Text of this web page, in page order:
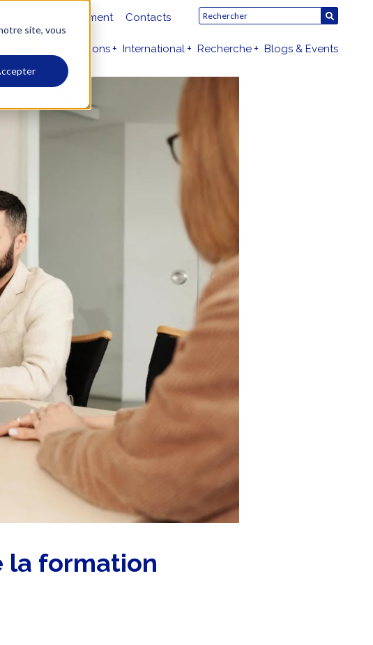
site, vous
Recrutement Contacts
Admissions International Recherche Blogs & Events
la formation